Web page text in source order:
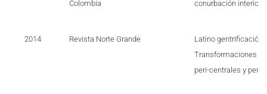
Colombia conurbación interior
2014 Revista Norte Grande
Latino gentrificación
Transformaciones
peri-centrales y